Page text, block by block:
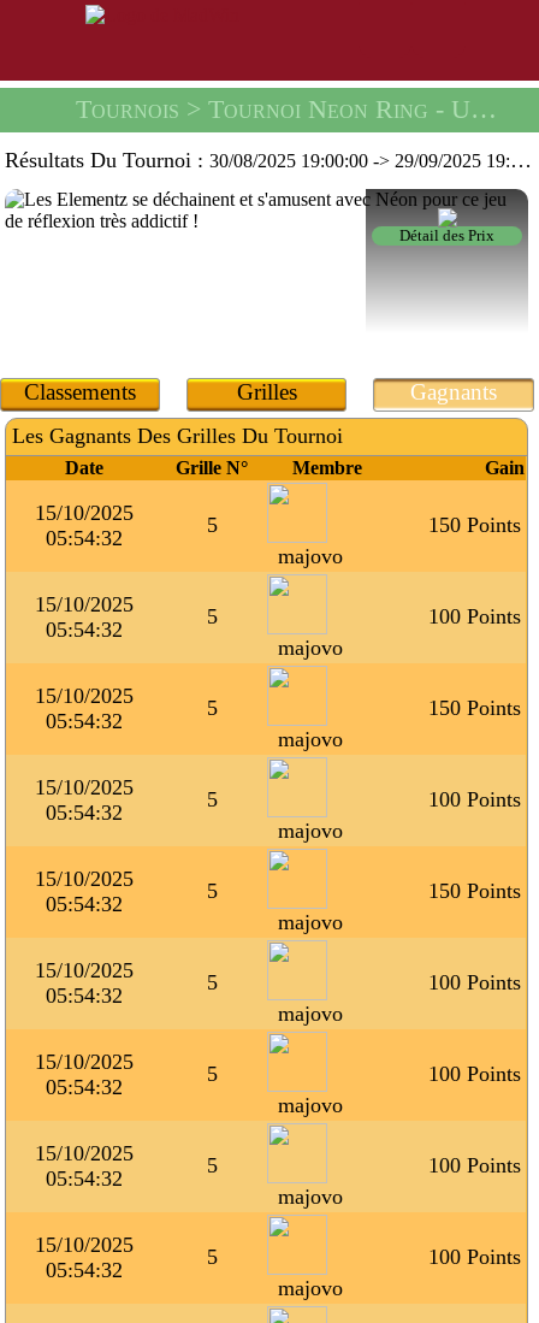
Tournois > Tournoi Neon Ring - Un Trio D'Épingles À Cheveux Nuptiales
Résultats Du Tournoi :30/08/2025 19:00:00 -> 29/09/2025 19:59:59
Détail des Prix
Classements Grilles Gagnants
Les Gagnants Des Grilles Du Tournoi
Date Grille N° Membre Gain
15/10/2025
05:54:32
5
majovo
150 Points
15/10/2025
05:54:32
5
majovo
100 Points
15/10/2025
05:54:32
5
majovo
150 Points
15/10/2025
05:54:32
5
majovo
100 Points
15/10/2025
05:54:32
5
majovo
150 Points
15/10/2025
05:54:32
5
majovo
100 Points
15/10/2025
05:54:32
5
majovo
100 Points
15/10/2025
05:54:32
5
majovo
100 Points
15/10/2025
05:54:32
5
majovo
100 Points